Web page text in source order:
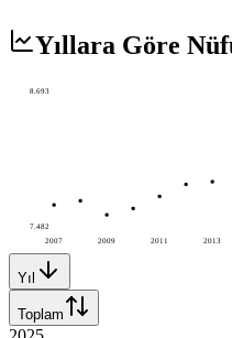
Yıllara Göre
2007 2009 2011 2013
8.693
7.482
Yıl
Toplam